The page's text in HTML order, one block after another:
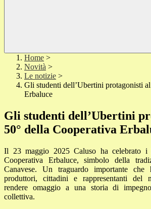
Home >
Novità >
Le notizie >
Gli studenti dell’Ubertini protagonisti
Erbaluce
Gli studenti dell’Ubertini
50° della Cooperativa
Il 23 maggio 2025 Caluso ha celebrato i
Cooperativa Erbaluce, simbolo della
Canavese. Un traguardo importante
produttori, cittadini e rappresentanti del
rendere omaggio a una storia di
collettiva.